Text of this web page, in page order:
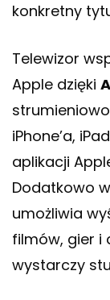
konkretny
Telewizor
Apple dzięki
iPhone’a,
aplikacji
Dodatkowo
umożliwia
filmów, gier i
wystarczy